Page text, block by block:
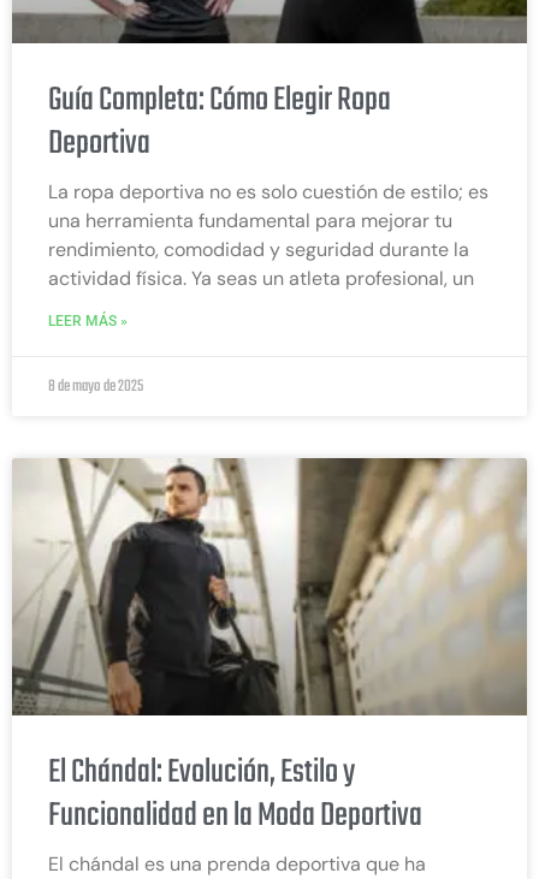
Guía Completa: Cómo Elegir Ropa
Deportiva
La ropa deportiva no es solo cuestión de estilo; es
una herramienta fundamental para mejorar tu
rendimiento, comodidad y seguridad durante la
actividad física. Ya seas un atleta profesional, un
LEER MÁS »
8 de mayo de 2025
El Chándal: Evolución, Estilo y
Funcionalidad en la Moda Deportiva
El chándal es una prenda deportiva que ha